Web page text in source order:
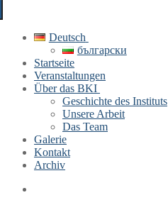
Deutsch
български
Startseite
Veranstaltungen
Über das BKI
Geschichte des Instituts
Unsere Arbeit
Das Team
Galerie
Kontakt
Archiv